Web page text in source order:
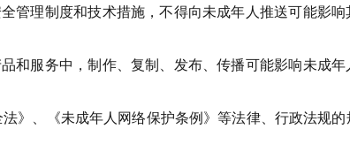
管理制度和技术措施，不得向未成年人推送可能影响
和服务中，制作、复制、发布、传播可能影响未成年
》、《未成年人网络保护条例》等法律、行政法规的